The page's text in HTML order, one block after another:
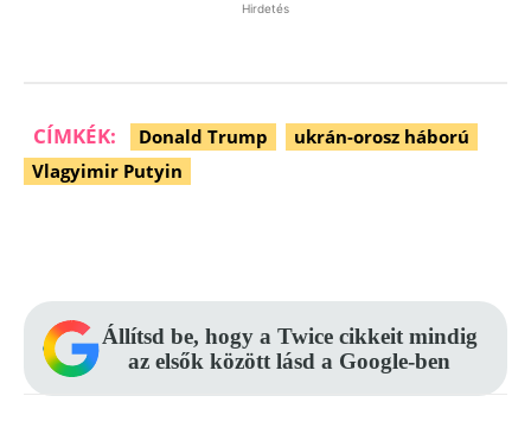
Hirdetés
CÍMKÉK: Donald Trump
ukrán-orosz háború
Vlagyimir Putyin
Állítsd be, hogy a Twice cikkeit mindig
az elsők között lásd a Google-ben